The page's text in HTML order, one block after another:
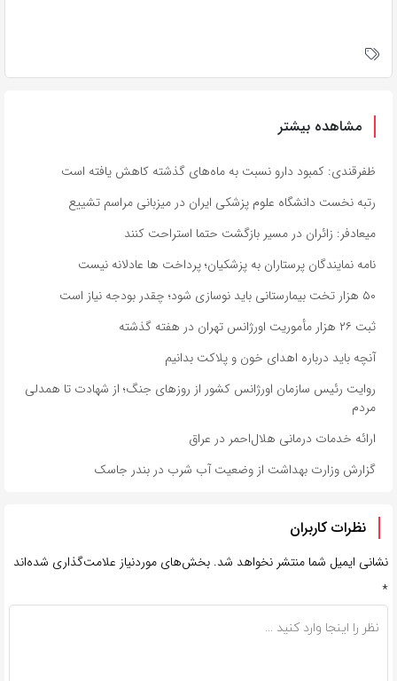
مشاهده بیشتر
ظفرقندی: کمبود دارو نسبت به ماه‌های گذشته کاهش یافته است
رتبه نخست دانشگاه علوم پزشکی ایران در میزبانی مراسم تشییع
میعادفر: زائران در مسیر بازگشت حتما استراحت کنند
نامه نمایندگان پرستاران به پزشکیان؛ پرداخت ها عادلانه نیست
۵۰ هزار تخت بیمارستانی باید نوسازی شود؛ چقدر بودجه نیاز است
ثبت ۲۶ هزار مأموریت اورژانس تهران در هفته گذشته
آنچه باید درباره اهدای خون و پلاکت بدانیم
روایت رئیس سازمان اورژانس کشور از روزهای جنگ؛ از شهادت تا همدلی
مردم
ارائه خدمات درمانی هلال‌احمر در عراق
گزارش وزارت بهداشت از وضعیت آب شرب در بندر جاسک
نظرات کاربران
نشانی ایمیل شما منتشر نخواهد شد. بخش‌های موردنیاز علامت‌گذاری شده‌اند
*